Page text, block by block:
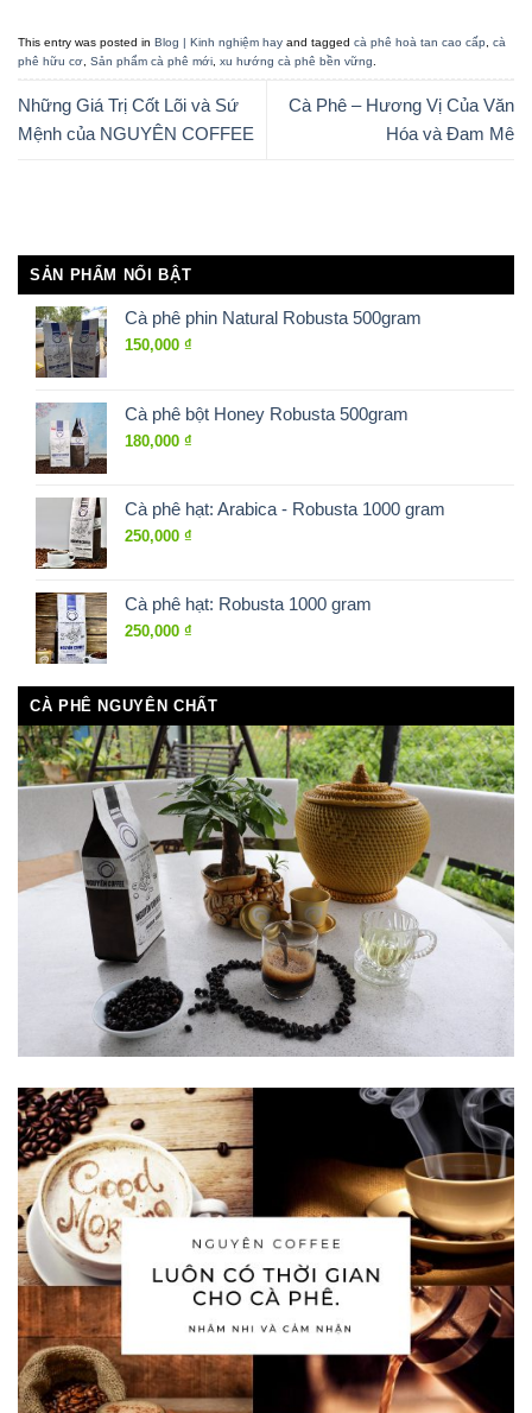
This entry was posted in Blog | Kinh nghiệm hay and tagged cà phê hoà tan cao cấp, cà
phê hữu cơ, Sản phẩm cà phê mới, xu hướng cà phê bền vững.
Những Giá Trị Cốt Lõi và Sứ
Mệnh của NGUYÊN COFFEE
Cà Phê – Hương Vị Của Văn
Hóa và Đam Mê
SẢN PHẨM NỔI BẬT
Cà phê phin Natural Robusta 500gram
150,000 ₫
Cà phê bột Honey Robusta 500gram
180,000 ₫
Cà phê hạt: Arabica - Robusta 1000 gram
250,000 ₫
Cà phê hạt: Robusta 1000 gram
250,000 ₫
CÀ PHÊ NGUYÊN CHẤT